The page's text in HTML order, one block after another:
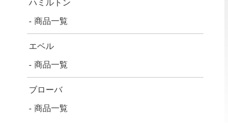
ハミルトン
- 商品一覧
エベル
- 商品一覧
ブローバ
- 商品一覧